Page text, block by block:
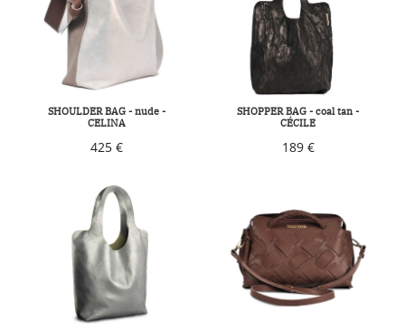
SHOULDER BAG - nude -
CELINA
425 €
SHOPPER BAG - coal tan -
CÉCILE
189 €